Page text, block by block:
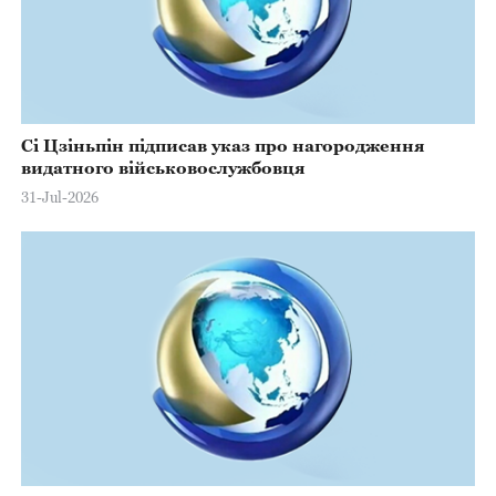
Сі Цзіньпін підписав указ про нагородження
видатного військовослужбовця
31-Jul-2026